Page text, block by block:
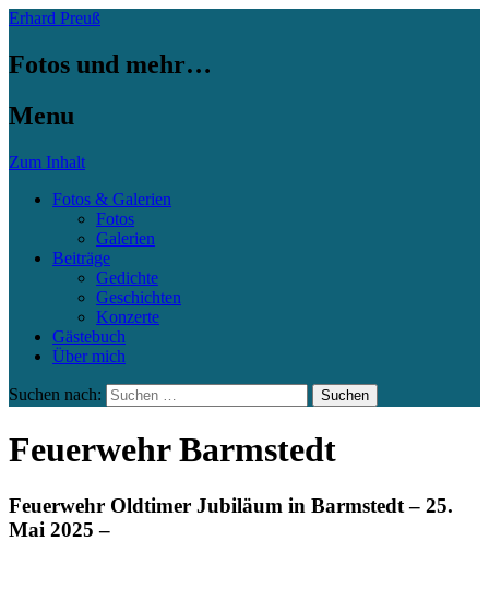
Erhard Preuß
Fotos und mehr…
Menu
Zum Inhalt
Fotos & Galerien
Fotos
Galerien
Beiträge
Gedichte
Geschichten
Konzerte
Gästebuch
Über mich
Suchen nach:
Feuerwehr Barmstedt
Feuerwehr Oldtimer Jubiläum in Barmstedt – 25.
Mai 2025 –